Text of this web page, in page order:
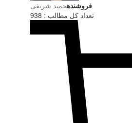
فروشندهحميد شریفی
تعداد کل مطالب : 938